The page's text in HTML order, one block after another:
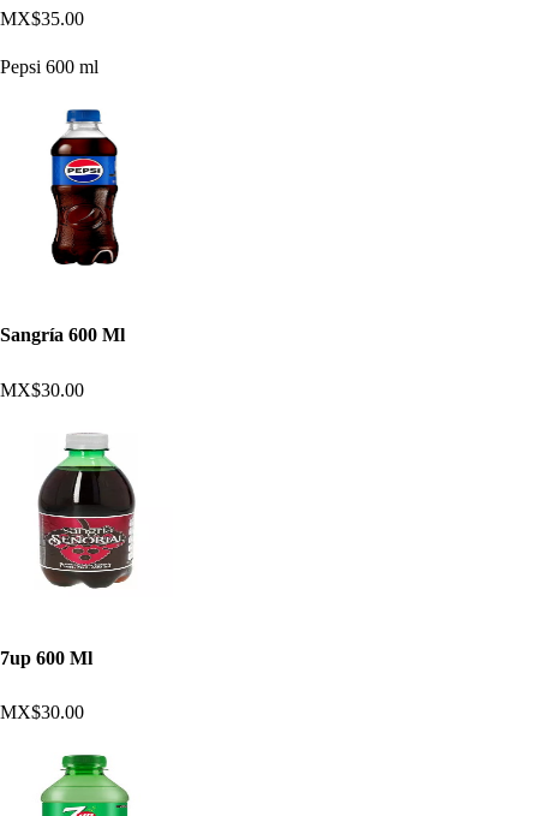
MX$35.00
Pepsi 600 ml
Sangría 600 Ml
MX$30.00
7up 600 Ml
MX$30.00